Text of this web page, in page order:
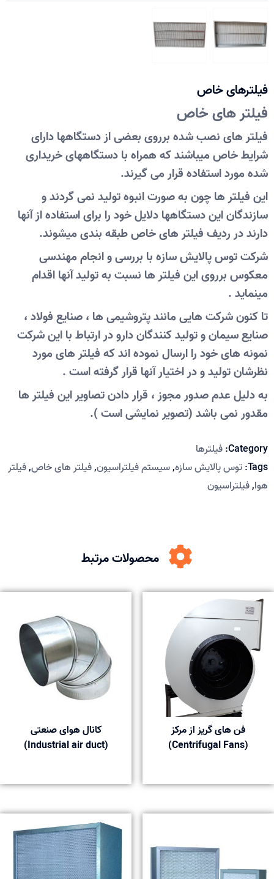
فیلترهای خاص
فیلتر های خاص
فیلتر های نصب شده برروی بعضی از دستگاهها دارای
شرایط خاص میباشند که همراه با دستگاههای خریداری
شده مورد استفاده قرار می گیرند.
این فیلتر ها چون به صورت انبوه تولید نمی گردند و
سازندگان این دستگاهها دلایل خود را برای استفاده از آنها
دارند در ردیف فیلتر های خاص طبقه بندی میشوند.
شرکت توس پالایش سازه با بررسی و انجام مهندسی
معکوس برروی این فیلتر ها نسبت به تولید آنها اقدام
مینماید .
تا کنون شرکت هایی مانند پتروشیمی ها ، صنایع فولاد ،
صنایع سیمان و تولید کنندگان دارو در ارتباط با این شرکت
نمونه های خود را ارسال نموده اند که فیلتر های مورد
نظرشان تولید و در اختیار آنها قرار گرفته است .
به دلیل عدم صدور مجوز ، قرار دادن تصاویر این فیلتر ها
مقدور نمی باشد (تصویر نمایشی است ).
Category: فیلترها
Tags: توس پالایش سازه,سیستم فیلتراسیون,فیلتر های خاص,فیلتر
هوا,فیلتراسیون
محصولات مرتبط
فن های گريز از مركز
(Centrifugal Fans)
کانال هوای صنعتی
(Industrial air duct)